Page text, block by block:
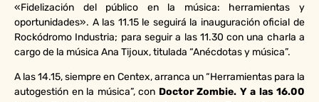
«Fidelización del público en la música: herramientas y
oportunidades». A las 11.15 le seguirá la inauguración oficial de
Rockódromo Industria; para seguir a las 11.30 con una charla a
cargo de la música Ana Tijoux, titulada “Anécdotas y música”.
A las 14.15, siempre en Centex, arranca un “Herramientas para la
autogestión en la música”, con Doctor Zombie. Y a las 16.00